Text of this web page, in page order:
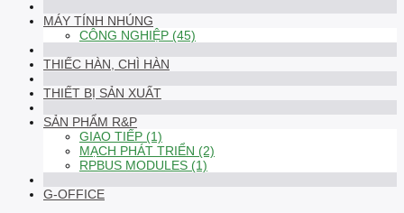
MÁY TÍNH NHÚNG
CÔNG NGHIỆP (45)
THIẾC HÀN, CHÌ HÀN
THIẾT BỊ SẢN XUẤT
SẢN PHẨM R&P
GIAO TIẾP (1)
MẠCH PHÁT TRIỂN (2)
RPBUS MODULES (1)
G-OFFICE